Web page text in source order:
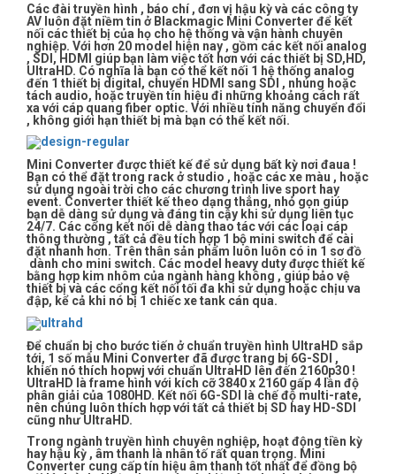
Các đài truyền hình , báo chí , đơn vị hậu kỳ và các công ty
AV luôn đặt niềm tin ở Blackmagic Mini Converter để kết
nối các thiết bị của họ cho hệ thống và vận hành chuyên
nghiệp. Với hơn 20 model hiện nay , gồm các kết nối analog
, SDI, HDMI giúp bạn làm việc tốt hơn với các thiết bị SD,HD,
UltraHD. Có nghĩa là bạn có thể kết nối 1 hệ thống analog
đến 1 thiết bị digital, chuyển HDMI sang SDI , nhúng hoặc
tách audio, hoặc truyền tín hiệu đi những khoảng cách rất
xa với cáp quang fiber optic. Với nhiều tính năng chuyển đổi
, không giới hạn thiết bị mà bạn có thể kết nối.
Mini Converter được thiết kế để sử dụng bất kỳ nơi đaua !
Bạn có thể đặt trong rack ở studio , hoặc các xe màu , hoặc
sử dụng ngoài trời cho các chương trình live sport hay
event. Converter thiết kế theo dạng thẳng, nhỏ gọn giúp
bạn dễ dàng sử dụng và đáng tin cậy khi sử dụng liên tục
24/7. Các cổng kết nối dễ dàng thao tác với các loại cáp
thông thường , tất cả đều tích hợp 1 bộ mini switch để cài
đặt nhanh hơn. Trên thân sản phẩm luôn luôn có in 1 sơ đồ
dành cho mini switch. Các model heavy duty được thiết kế
bằng hợp kim nhôm của ngành hàng không , giúp bảo vệ
thiết bị và các cổng kết nối tối đa khi sử dụng hoặc chịu va
đập, kể cả khi nó bị 1 chiếc xe tank cán qua.
Để chuẩn bị cho bước tiến ở chuẩn truyền hình UltraHD sắp
tới, 1 số mẫu Mini Converter đã được trang bị 6G-SDI ,
khiến nó thích hopwj với chuẩn UltraHD lên đến 2160p30 !
UltraHD là frame hình với kích cỡ 3840 x 2160 gấp 4 lần độ
phân giải của 1080HD. Kết nối 6G-SDI là chế độ multi-rate,
nên chúng luôn thích hợp với tất cả thiết bị SD hay HD-SDI
cũng như UltraHD.
Trong ngành truyền hình chuyên nghiệp, hoạt động tiền kỳ
hay hậu kỳ , âm thanh là nhân tố rất quan trọng. Mini
Converter cung cấp tín hiệu âm thanh tốt nhất để đồng bộ